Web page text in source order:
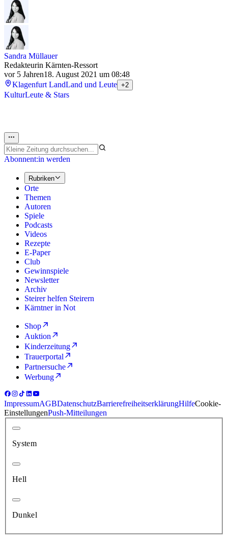
Sandra Müllauer
Redakteurin Kärnten-Ressort
vor 5 Jahren18. August 2021 um 08:48
Klagenfurt LandLand und Leute +2
KulturLeute & Stars
Abonnent:in werden
Rubriken
Orte
Themen
Autoren
Spiele
Podcasts
Videos
Rezepte
E-Paper
Club
Gewinnspiele
Newsletter
Archiv
Steirer helfen Steirern
Kärntner in Not
Shop
Auktion
Kinderzeitung
Trauerportal
Partnersuche
Werbung
ImpressumAGBDatenschutzBarrierefreiheitserklärungHilfeCookie-
EinstellungenPush-Mitteilungen
System
Hell
Dunkel